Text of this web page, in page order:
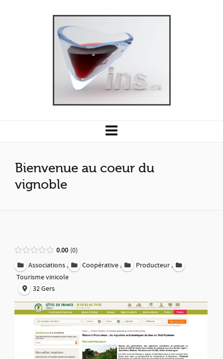
Bienvenue au coeur du
vignoble
0.00 0
Associations , Coopérative , Producteur,
Tourisme vinicole
32 Gers